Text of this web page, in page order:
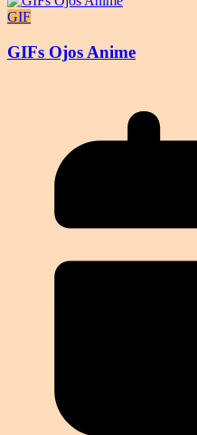
GIF
GIFs Ojos Anime